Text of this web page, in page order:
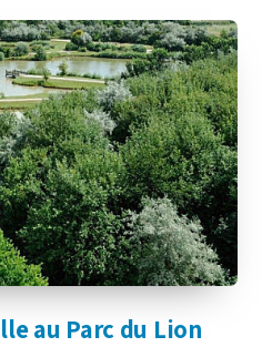
au Parc du Lion